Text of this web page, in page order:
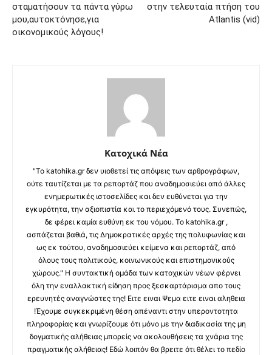
σταματήσουν τα πάντα γύρω
μου,αυτοκτόνησε,για
οικονομικούς λόγους!
στην τελευταία πτήση του
Atlantis (vid)
Κατοχικά Νέα
"Το katohika.gr δεν υιοθετεί τις απόψεις των αρθρογράφων,
ούτε ταυτίζεται με τα ρεπορτάζ που αναδημοσιεύει από άλλες
ενημερωτικές ιστοσελίδες και δεν ευθύνεται για την
εγκυρότητα, την αξιοπιστία και το περιεχόμενό τους. Συνεπώς,
δε φέρει καμία ευθύνη εκ του νόμου. Το katohika.gr ,
ασπάζεται βαθιά, τις Δημοκρατικές αρχές της πολυφωνίας και
ως εκ τούτου, αναδημοσιεύει κείμενα και ρεπορτάζ, από
όλους τους πολιτικούς, κοινωνικούς και επιστημονικούς
χώρους." Η συντακτική ομάδα των κατοχικών νέων φέρνει
όλη την εναλλακτική είδηση προς ξεσκαρτάρισμα απο τους
ερευνητές αναγνώστες της! Ειτε ειναι Ψεμα ειτε ειναι αληθεια
!Έχουμε συγκεκριμένη θέση απέναντι στην υπεροντοτητα
πληροφορίας και γνωρίζουμε ότι μόνο με την διαδικασία της μη
δογματικής αλήθειας μπορείς να ακολουθήσεις τα χνάρια της
πραγματικής αλήθειας! Εδώ λοιπόν θα βρειτε ότι θέλει το πεδίο